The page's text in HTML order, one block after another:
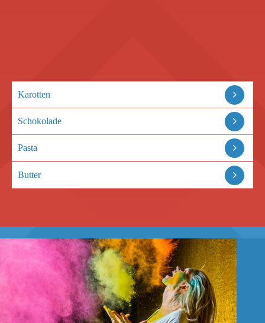
Karotten
Schokolade
Pasta
Butter